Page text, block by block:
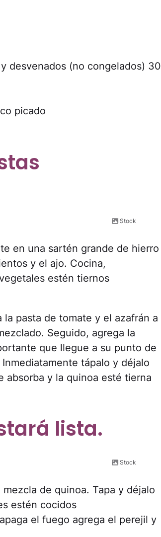
desvenados (no congelados) 30
picado
iStock
en una sartén grande de hierro
y el ajo. Cocina,
estén tiernos
pasta de tomate y el azafrán a
Seguido, agrega la
que llegue a su punto de
tápalo y déjalo
absorba y la quinoa esté tierna
lista.
iStock
de quinoa. Tapa y déjalo
estén cocidos
el fuego agrega el perejil y